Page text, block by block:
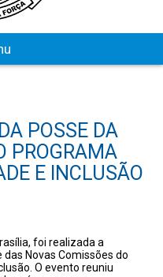
POSSE DA
PROGRAMA
E INCLUSÃO
foi realizada a
Novas Comissões do
O evento reuniu